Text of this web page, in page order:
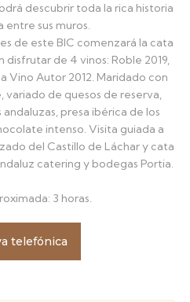
descubrir toda la rica historia
entre sus muros.
de este BIC comenzará la cata
de 4 vinos: Roble 2019,
Vino Autor 2012. Maridado con
variado de quesos de reserva,
presa ibérica de los
intenso. Visita guiada a
del Castillo de Láchar y cata
catering y bodegas Portia.
3 horas.
telefónica